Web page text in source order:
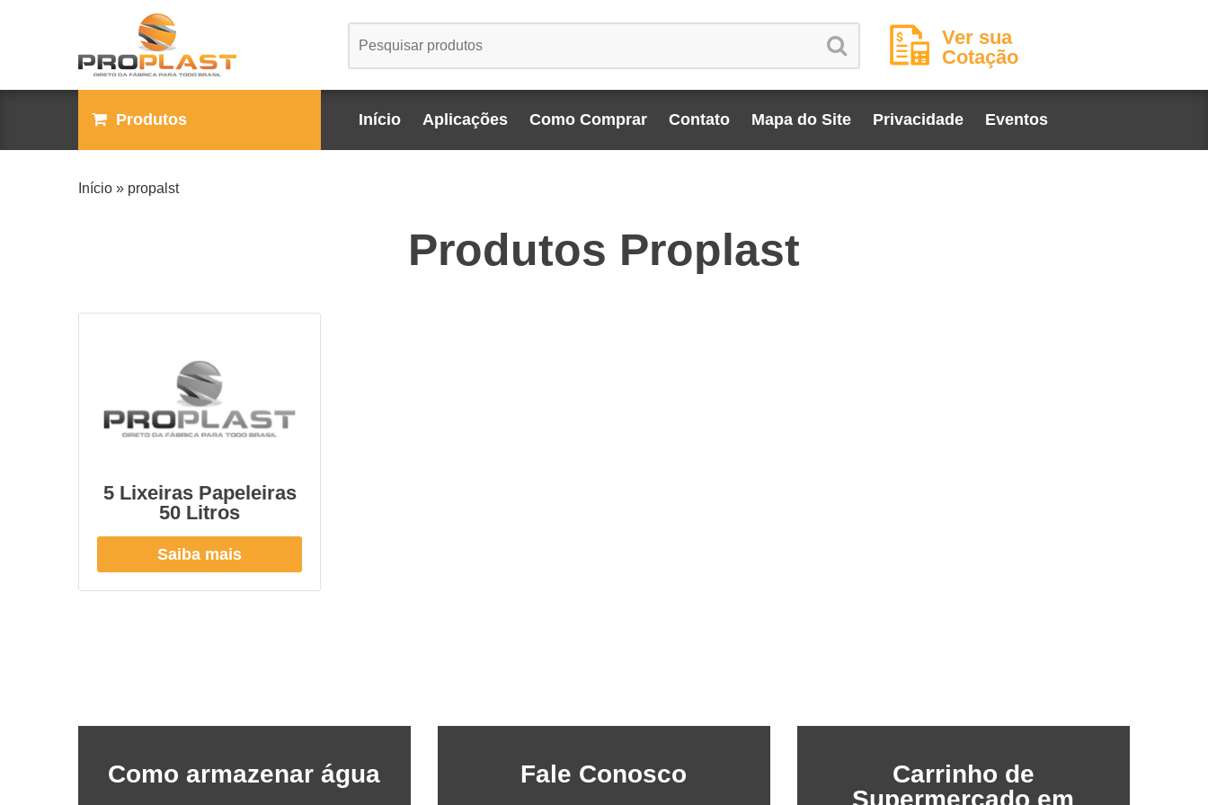
Ver sua
Cotação
Produtos Início Aplicações Como Comprar Contato Mapa do Site Privacidade Eventos
Início » propalst
Produtos Proplast
5 Lixeiras Papeleiras
50 Litros
Saiba mais
Como armazenar água Fale Conosco
Carrinho de
Supermercado em